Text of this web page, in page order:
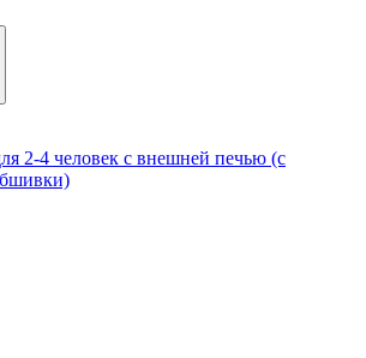
2-4 человек с внешней печью (с